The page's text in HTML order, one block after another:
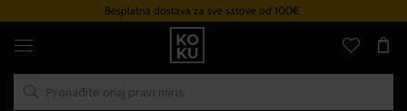
Besplatna dostava za sve satove od 100€
Originalni
parfemi
satovi
na